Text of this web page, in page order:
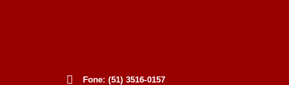
Fone: (51) 3516-0157